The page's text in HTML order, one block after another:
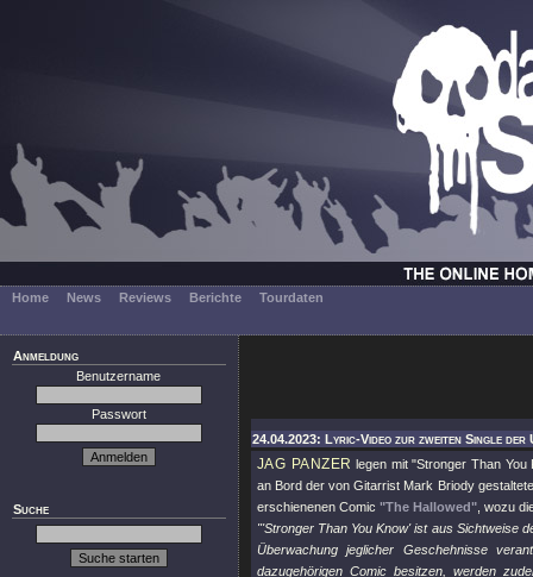
Home News Reviews Berichte Tourdaten
Anmeldung
Benutzername
Passwort
Suche
24.04.2023: Lyric-Video zur zweiten Single
JAG PANZER legen mit"Stronger Than You
an Bord der von Gitarrist Mark Briody
erschienenen Comic "The Hallowed" , wozu
"'Stronger Than You Know' ist aus Sichtweise
Überwachung jeglicher Geschehnisse
dazugehörigen Comic besitzen, werden